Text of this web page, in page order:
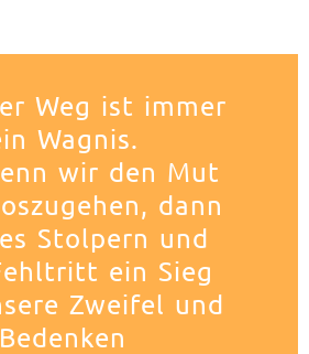
Weg ist immer
Wagnis.
wir den Mut
dann
Stolpern und
ein Sieg
Zweifel und
Bedenken